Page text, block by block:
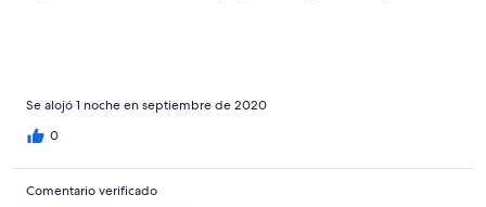
Se alojó 1 noche en septiembre de 2020
0
Comentario verificado